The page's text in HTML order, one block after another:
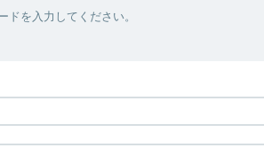
ドを入力してください。